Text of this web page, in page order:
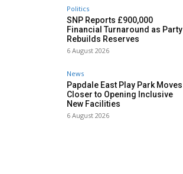
Politics
SNP Reports £900,000
Financial Turnaround as Party
Rebuilds Reserves
6 August 2026
News
Papdale East Play Park Moves
Closer to Opening Inclusive
New Facilities
6 August 2026